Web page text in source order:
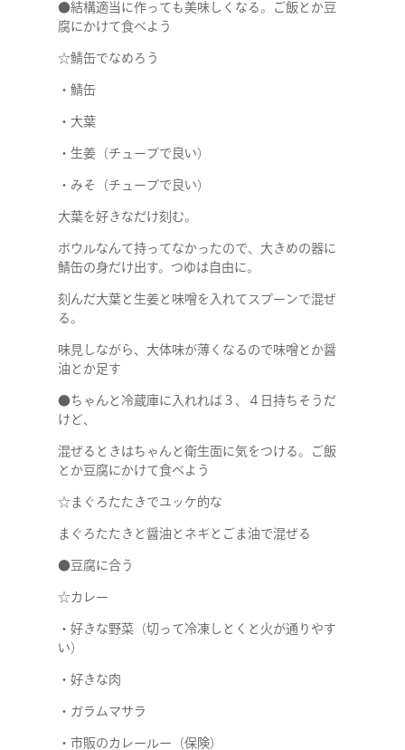
●結構適当に作っても美味しくなる。ご飯とか豆
腐にかけて食べよう
☆鯖缶でなめろう
・鯖缶
・大葉
・生姜（チューブで良い）
・みそ（チューブで良い）
大葉を好きなだけ刻む。
ボウルなんて持ってなかったので、大きめの器に
鯖缶の身だけ出す。つゆは自由に。
刻んだ大葉と生姜と味噌を入れてスプーンで混ぜ
る。
味見しながら、大体味が薄くなるので味噌とか醤
油とか足す
●ちゃんと冷蔵庫に入れれば３、４日持ちそうだ
けど、
混ぜるときはちゃんと衛生面に気をつける。
ご飯
とか豆腐にかけて食べよう
☆まぐろたたきでユッケ的な
まぐろたたきと醤油とネギとごま油で混ぜる
●豆腐に合う
☆カレー
・好きな野菜（切って冷凍しとくと火が通りやす
い）
・好きな肉
・ガラムマサラ
・市販のカレールー（保険）